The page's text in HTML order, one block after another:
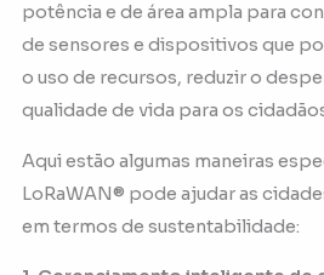
potência e de área ampla para
de sensores e dispositivos que
o uso de recursos, reduzir o
qualidade de vida para os
Aqui estão algumas maneiras
LoRaWAN® pode ajudar as
em termos de sustentabilidade: